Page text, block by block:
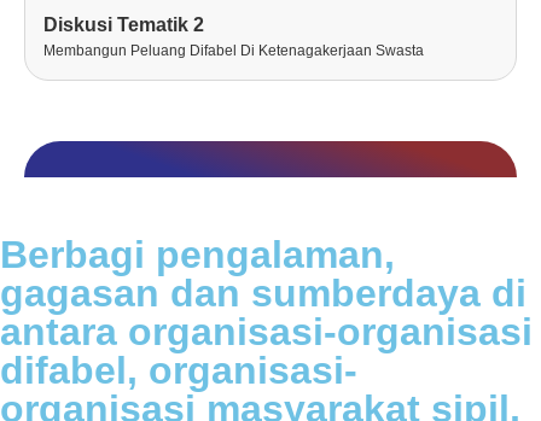
Diskusi Tematik 2
Membangun Peluang Difabel Di Ketenagakerjaan Swasta
Berbagi pengalaman,
gagasan dan sumberdaya di
antara organisasi-organisasi
difabel, organisasi-
organisasi masyarakat sipil,